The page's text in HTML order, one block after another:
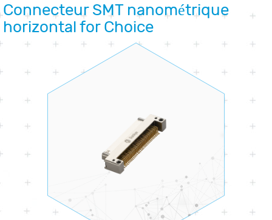
Connecteur SMT nanométrique
horizontal for Choice